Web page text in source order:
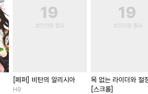
[페퍼] 비탄의 알리시아
H9
목 없는 라이더와 절
[스크롤]